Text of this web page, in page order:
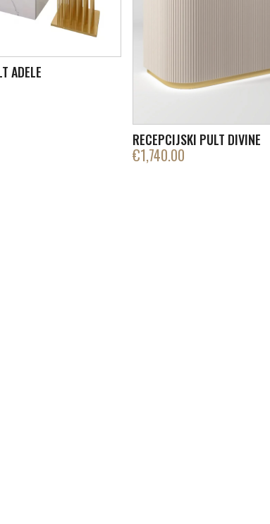
ADELE
RECEPCIJSKI PULT DIVINE
€1,740.00